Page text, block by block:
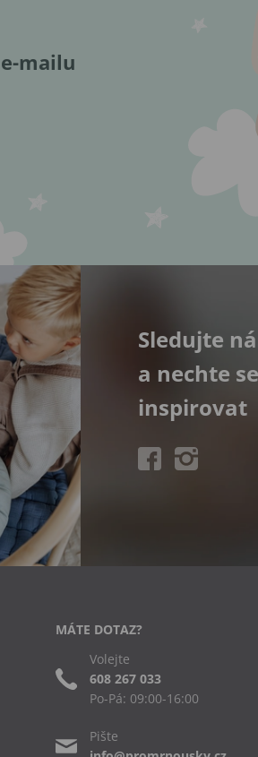
mailu
Sledujte
a nechte se
inspirovat
MÁTE DOTAZ?
Volejte
608 267 033
Po-Pá: 09:00-16:00
Pište